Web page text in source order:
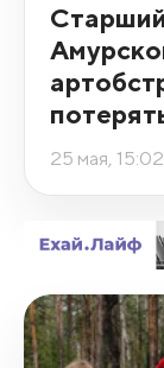
25 мая, 15:02